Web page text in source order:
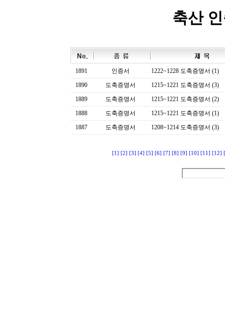
축산
1891 인증서
1222~1228 도축증명서 (1)
1890
도축증명서
1215~1221 도축증명서 (3)
1889
도축증명서
1215~1221 도축증명서 (2)
1888
도축증명서
1215~1221 도축증명서 (1)
1887
도축증명서 1208~1214 도축증명서 (3)
[1] [2] [3] [4] [5] [6] [7] [8] [9] [10] [11] [12]